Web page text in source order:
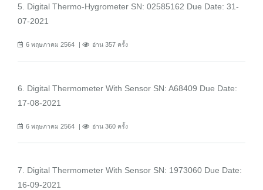
5. Digital Thermo-Hygrometer SN: 02585162 Due Date: 31-
07-2021
6 พฤษภาคม 2564 อ่าน 357 ครั้ง
6. Digital Thermometer With Sensor SN: A68409 Due Date:
17-08-2021
6 พฤษภาคม 2564 อ่าน 360 ครั้ง
7. Digital Thermometer With Sensor SN: 1973060 Due Date:
16-09-2021